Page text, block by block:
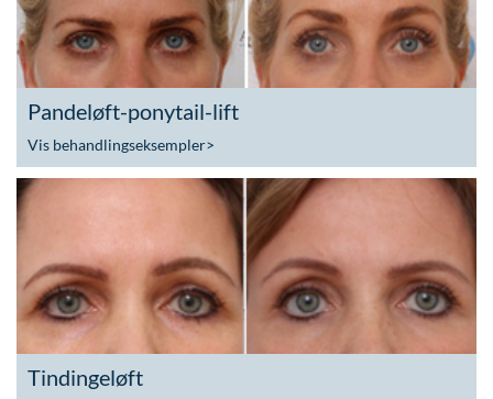
Pandeløft-ponytail-lift
Vis behandlingseksempler>
Tindingeløft